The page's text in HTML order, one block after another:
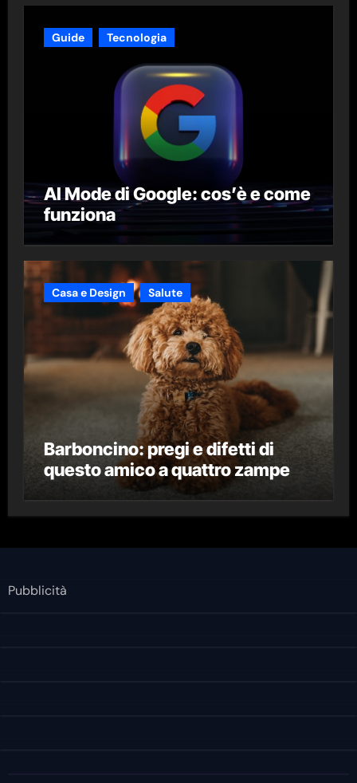
Guide Tecnologia
AI Mode di Google: cos’è e come
funziona
Casa e Design Salute
Barboncino: pregi e difetti di
questo amico a quattro zampe
Pubblicità